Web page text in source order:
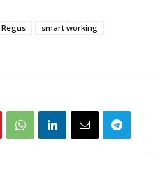
Regus
smart working